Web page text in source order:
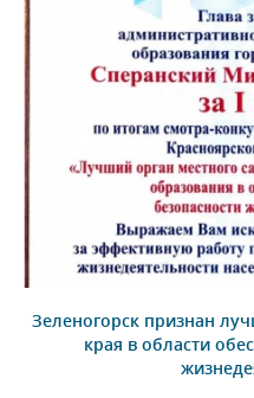
Зеленогорск признан
края в области